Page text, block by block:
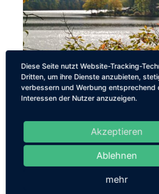
Diese Seite nutzt Website-Tracking-
Dritten, um ihre Dienste anzubieten,
verbessern und Werbung entsprechend
Interessen der Nutzer anzuzeigen.
Akzeptieren
Ablehnen
mehr